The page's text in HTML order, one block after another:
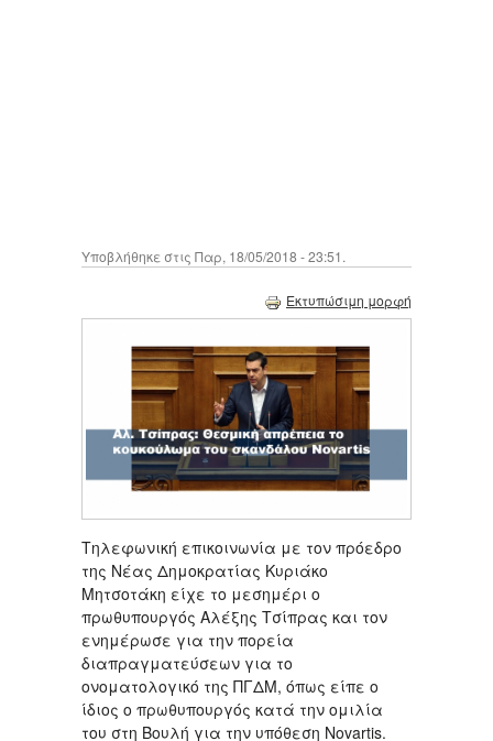
Υποβλήθηκε στις Παρ, 18/05/2018 - 23:51.
Εκτυπώσιμη μορφή
Τηλεφωνική επικοινωνία με τον πρόεδρο
της Νέας Δημοκρατίας Κυριάκο
Μητσοτάκη είχε το μεσημέρι ο
πρωθυπουργός Αλέξης Τσίπρας και τον
ενημέρωσε για την πορεία
διαπραγματεύσεων για το
ονοματολογικό της ΠΓΔΜ, όπως είπε ο
ίδιος ο πρωθυπουργός κατά την ομιλία
του στη Βουλή για την υπόθεση Novartis.